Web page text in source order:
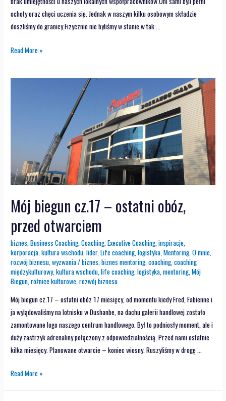
ochoty oraz chęci uczenia się. Jednak w naszym kilku osobowym składzie
doszliśmy do granicy.Fizycznie nie byliśmy w stanie w tak …
Read More »
Mój biegun cz.17 – ostatni obóz,
przed otwarciem
biznes ,Business Coaching ,Coaching ,Executive Coaching ,inspiracje
korporacja ,kultura wschodu ,lider,Life coaching ,logistyka ,Mentoring ,O mnie
rozwój biznesu ,wyzwania/biznes ,biznes mentoring ,coaching ,coaching
międzykulturowy,kultura wschodu ,life coaching ,logistyka ,mentoring ,Mój
Biegun ,różnice kulturowe ,rozwój biznesu
Mój biegun cz.17 – ostatni obóz 17 miesięcy, od momentu kiedy Fred, Fabienne i
ja wylądowaliśmy na lotnisku w Dushanbe, na dachu galerii handlowej zostało
zamontowane logo naszego centrum handlowego. Był to podniosły moment, ale i
duży zastrzyk adrenaliny połączony z odpowiedzialnością. Przed nami ostatnie
kilka miesięcy. Planowane otwarcie – koniec wiosny. Ruszyliśmy w drogę …
Read More »